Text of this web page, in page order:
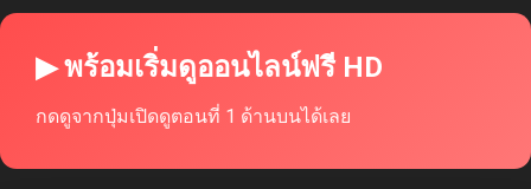
▶ พร้อมเริ่มดูออนไลน์ฟรี HD
กดดูจากปุ่มเปิดดูตอนที่ 1 ด้านบนได้เลย